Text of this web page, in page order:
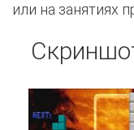
или на занятиях